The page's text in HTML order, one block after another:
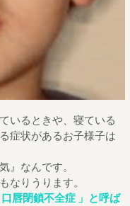
いるときや、寝ている
症状があるお子様子は
』なんです。
なりうります。
唇閉鎖不全症 」と呼ば